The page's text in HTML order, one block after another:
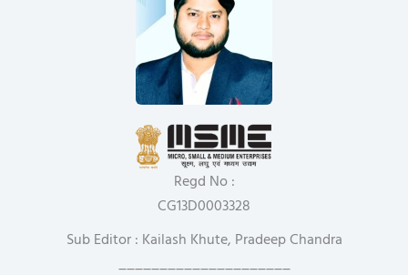
Regd No :
CG13D0003328
Sub Editor : Kailash Khute, Pradeep Chandra
_____________________